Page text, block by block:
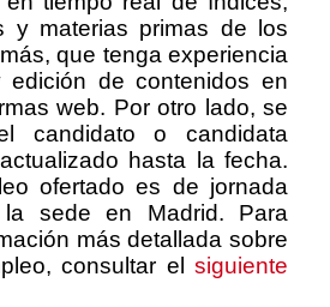
y materias primas de los
que tenga experiencia
de contenidos en
web. Por otro lado, se
candidato o candidata
hasta la fecha.
ofertado es de jornada
sede en Madrid. Para
más detallada sobre
consultar el siguiente